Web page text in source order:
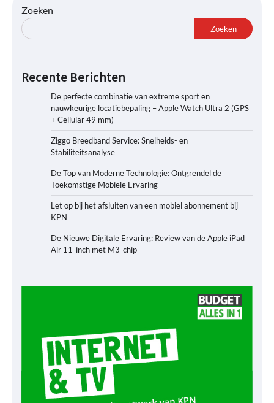
Zoeken
Zoeken
Recente Berichten
De perfecte combinatie van extreme sport en
nauwkeurige locatiebepaling – Apple Watch Ultra 2 (GPS
+ Cellular 49 mm)
Ziggo Breedband Service: Snelheids- en
Stabiliteitsanalyse
De Top van Moderne Technologie: Ontgrendel de
Toekomstige Mobiele Ervaring
Let op bij het afsluiten van een mobiel abonnement bij
KPN
De Nieuwe Digitale Ervaring: Review van de Apple iPad
Air 11-inch met M3-chip